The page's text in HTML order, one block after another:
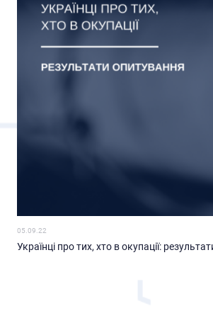
05.09.22
Українці про тих, хто в окупації: